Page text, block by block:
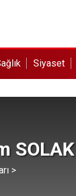
Siyaset
SOLAK
>